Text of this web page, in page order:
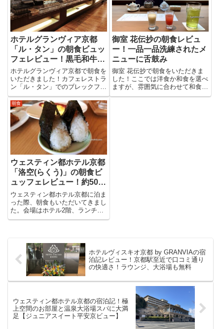
ホテルグランヴィア京都
「ル・タン」の朝食ビュッ
フェレビュー！黒毛和牛の
ローストビーフが美味
ホテルグランヴィア京都で朝食を
いただきました！カフェレストラ
ン「ル・タン」でのブレックファ
ストバイキングです。
御室 花伝抄の朝食レビュ
ー！一品一品洗練されたメ
ニューに舌鼓み
御室 花伝抄で朝食をいただきま
した！ここでは洋食か和食を選べ
ますが、雰囲気に合わせて和食を
チョイス。場所は、地下1階のレ
朝食
ウェスティン都ホテル京都
「洛空(らくう)」の朝食ビ
ュッフェレビュー！約50種
の和洋メニューで至福の朝
ご飯を
ウェスティン都ホテル京都に泊ま
った際、朝食もいただいてきまし
た。会場はホテル2階、ランチも
ディナーも大人気な【オールデイ
気いっぱいになりましたよ。
ホテルヴィスキオ京都 by GRANVIAの宿
泊記レビュー！京都駅至近で口コミ通り
の快適さ！ラウンジ、大浴場も無料
ウェスティン都ホテル京都の宿泊記！極
上空間のお部屋と温泉大浴場スパに大満
足【ジュニアスイート平安京ビュー】